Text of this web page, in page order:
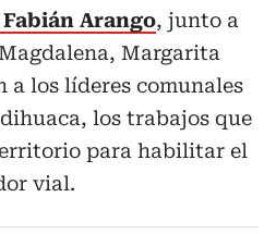
Arango, junto a
Margarita
a los líderes comunales
los trabajos que
para habilitar el
vial.